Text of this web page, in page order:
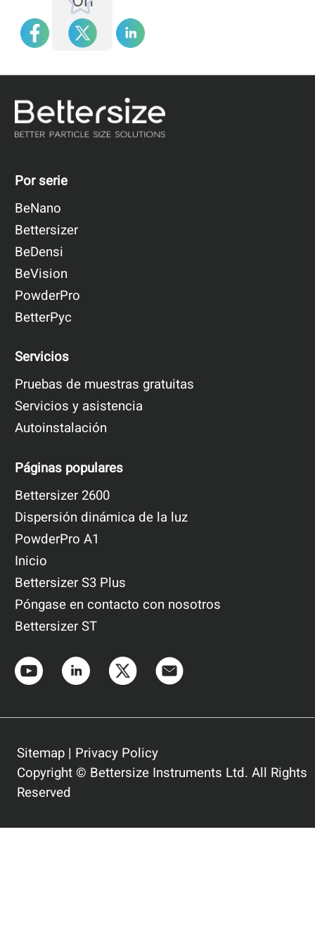
Por serie
BeNano
Bettersizer
BeDensi
BeVision
PowderPro
BetterPyc
Servicios
Pruebas de muestras gratuitas
Servicios y asistencia
Autoinstalación
Páginas populares
Bettersizer 2600
Dispersión dinámica de la luz
PowderPro A1
Inicio
Bettersizer S3 Plus
Póngase en contacto con nosotros
Bettersizer ST
Sitemap | Privacy Policy
Copyright © Bettersize Instruments Ltd. All Rights
Reserved